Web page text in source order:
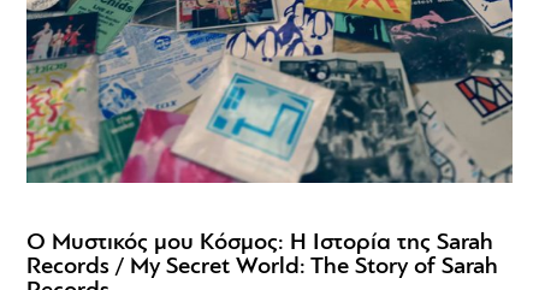
Ο Μυστικός μου Κόσμος: Η Ιστορία της Sarah
Records / My Secret World: The Story of Sarah